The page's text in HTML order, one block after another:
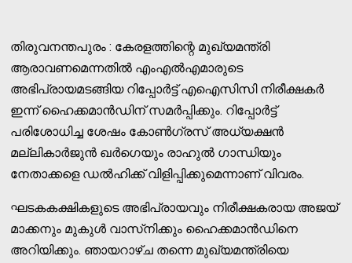
തിരുവനന്തപുരം : കേരളത്തിന്റെ മുഖ്യമന്ത്രി
ആരാവണമെന്നതിൽ എംഎൽഎമാരുടെ
അഭിപ്രായമടങ്ങിയ റിപ്പോർട്ട് എഐസിസി നിരീക്ഷകർ
ഇന്ന് ഹൈക്കമാൻഡിന് സമർപ്പിക്കും. റിപ്പോർട്ട്
പരിശോധിച്ച ശേഷം കോൺഗ്രസ് അധ്യക്ഷൻ
മല്ലികാർജുൻ ഖർഗെയും രാഹുൽ ഗാന്ധിയും
നേതാക്കളെ ഡൽഹിക്ക് വിളിപ്പിക്കുമെന്നാണ് വിവരം.
ഘടകകക്ഷികളുടെ അഭിപ്രായവും നിരീക്ഷകരായ അജയ്
മാക്കനും മുകുൾ വാസ്‌നിക്കും ഹൈക്കമാൻഡിനെ
അറിയിക്കും. ഞായറാഴ്ച തന്നെ മുഖ്യമന്ത്രിയെ